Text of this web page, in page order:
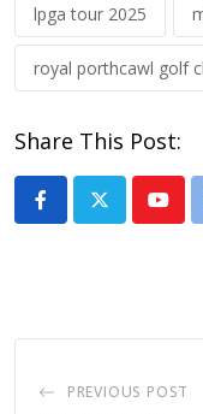
lpga tour 2025
royal porthcawl golf
Share This Post:
PREVIOUS POST